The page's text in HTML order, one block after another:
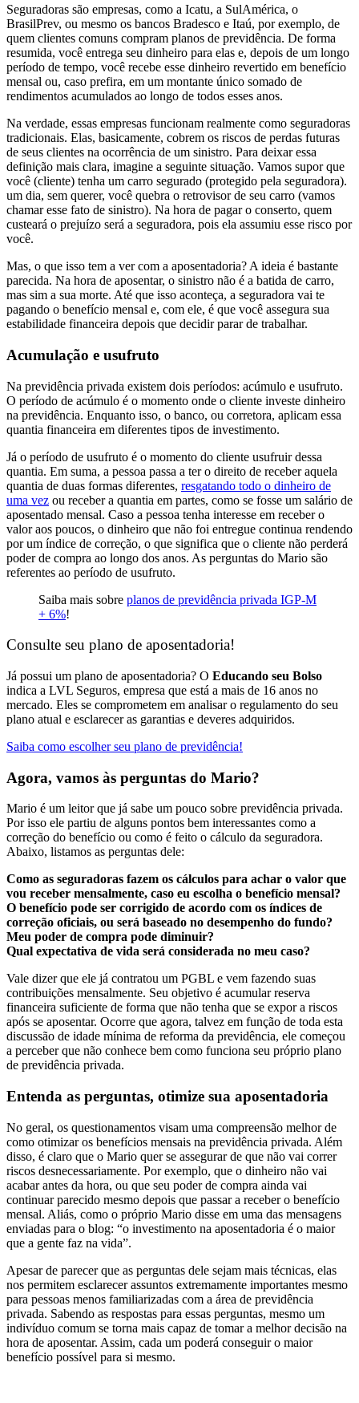
Seguradoras são empresas, como a Icatu, a SulAmérica, o
BrasilPrev, ou mesmo os bancos Bradesco e Itaú, por exemplo, de
quem clientes comuns compram planos de previdência. De forma
resumida, você entrega seu dinheiro para elas e, depois de um longo
período de tempo, você recebe esse dinheiro revertido em benefício
mensal ou, caso prefira, em um montante único somado de
rendimentos acumulados ao longo de todos esses anos.
Na verdade, essas empresas funcionam realmente como seguradoras
tradicionais. Elas, basicamente, cobrem os riscos de perdas futuras
de seus clientes na ocorrência de um sinistro. Para deixar essa
definição mais clara, imagine a seguinte situação. Vamos supor que
você (cliente) tenha um carro segurado (protegido pela seguradora).
um dia, sem querer, você quebra o retrovisor de seu carro (vamos
chamar esse fato de sinistro). Na hora de pagar o conserto, quem
custeará o prejuízo será a seguradora, pois ela assumiu esse risco por
você.
Mas, o que isso tem a ver com a aposentadoria? A ideia é bastante
parecida. Na hora de aposentar, o sinistro não é a batida de carro,
mas sim a sua morte. Até que isso aconteça, a seguradora vai te
pagando o benefício mensal e, com ele, é que você assegura sua
estabilidade financeira depois que decidir parar de trabalhar.
Acumulação e usufruto
Na previdência privada existem dois períodos: acúmulo e usufruto.
O período de acúmulo é o momento onde o cliente investe dinheiro
na previdência. Enquanto isso, o banco, ou corretora, aplicam essa
quantia financeira em diferentes tipos de investimento.
Já o período de usufruto é o momento do cliente usufruir dessa
quantia. Em suma, a pessoa passa a ter o direito de receber aquela
quantia de duas formas diferentes, resgatando todo o dinheiro de
uma vez ou receber a quantia em partes, como se fosse um salário de
aposentado mensal. Caso a pessoa tenha interesse em receber o
valor aos poucos, o dinheiro que não foi entregue continua rendendo
por um índice de correção, o que significa que o cliente não perderá
poder de compra ao longo dos anos. As perguntas do Mario são
referentes ao período de usufruto.
Saiba mais sobre planos de previdência privada IGP-M
+ 6%!
Consulte seu plano de aposentadoria!
Já possui um plano de aposentadoria? O Educando seu Bolso
indica a LVL Seguros, empresa que está a mais de 16 anos no
mercado. Eles se comprometem em analisar o regulamento do seu
plano atual e esclarecer as garantias e deveres adquiridos.
Saiba como escolher seu plano de previdência!
Agora, vamos às perguntas do Mario?
Mario é um leitor que já sabe um pouco sobre previdência privada.
Por isso ele partiu de alguns pontos bem interessantes como a
correção do benefício ou como é feito o cálculo da seguradora.
Abaixo, listamos as perguntas dele:
Como as seguradoras fazem os cálculos para achar o valor que
vou receber mensalmente, caso eu escolha o benefício mensal?
O benefício pode ser corrigido de acordo com os índices de
correção oficiais, ou será baseado no desempenho do fundo?
Meu poder de compra pode diminuir?
Qual expectativa de vida será considerada no meu caso?
Vale dizer que ele já contratou um PGBL e vem fazendo suas
contribuições mensalmente. Seu objetivo é acumular reserva
financeira suficiente de forma que não tenha que se expor a riscos
após se aposentar. Ocorre que agora, talvez em função de toda esta
discussão de idade mínima de reforma da previdência, ele começou
a perceber que não conhece bem como funciona seu próprio plano
de previdência privada.
Entenda as perguntas, otimize sua aposentadoria
No geral, os questionamentos visam uma compreensão melhor de
como otimizar os benefícios mensais na previdência privada. Além
disso, é claro que o Mario quer se assegurar de que não vai correr
riscos desnecessariamente. Por exemplo, que o dinheiro não vai
acabar antes da hora, ou que seu poder de compra ainda vai
continuar parecido mesmo depois que passar a receber o benefício
mensal. Aliás, como o próprio Mario disse em uma das mensagens
enviadas para o blog: “o investimento na aposentadoria é o maior
que a gente faz na vida”.
Apesar de parecer que as perguntas dele sejam mais técnicas, elas
nos permitem esclarecer assuntos extremamente importantes mesmo
para pessoas menos familiarizadas com a área de previdência
privada. Sabendo as respostas para essas perguntas, mesmo um
indivíduo comum se torna mais capaz de tomar a melhor decisão na
hora de aposentar. Assim, cada um poderá conseguir o maior
benefício possível para si mesmo.